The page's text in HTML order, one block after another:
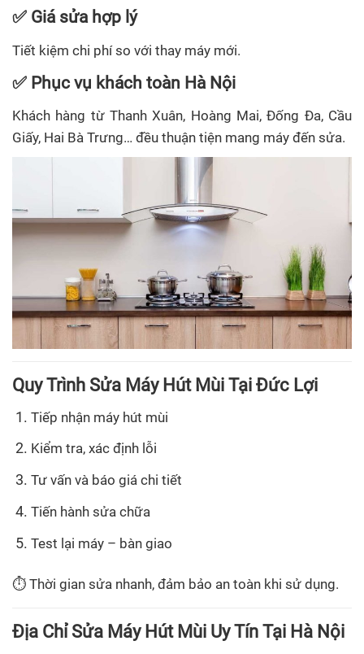
✅ Giá sửa hợp lý
Tiết kiệm chi phí so với thay máy mới.
✅ Phục vụ khách toàn Hà Nội
Khách hàng từ Thanh Xuân, Hoàng Mai, Đống Đa, Cầu
Giấy, Hai Bà Trưng… đều thuận tiện mang máy đến sửa.
Quy Trình Sửa Máy Hút Mùi Tại Đức Lợi
Tiếp nhận máy hút mùi
Kiểm tra, xác định lỗi
Tư vấn và báo giá chi tiết
Tiến hành sửa chữa
Test lại máy – bàn giao
⏱ Thời gian sửa nhanh, đảm bảo an toàn khi sử dụng.
Địa Chỉ Sửa Máy Hút Mùi Uy Tín Tại Hà Nội